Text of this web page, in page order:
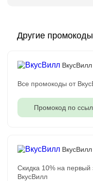
Другие промокоды
ВкусВилл
Все промокоды от
Промокод по
ВкусВилл
Скидка 10% на первый
ВкусВилл